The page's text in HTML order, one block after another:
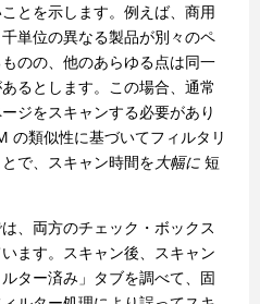
とを示します。例えば、商用
単位の異なる製品が別々のペ
のの、他のあらゆる点は同一
るとします。この場合、通常
ジをスキャンする必要があり
の類似性に基づいてフィルタリ
で、スキャン時間を大幅に短
、両方のチェック・ボックス
ます。スキャン後、スキャン
ター済み」タブを調べて、固